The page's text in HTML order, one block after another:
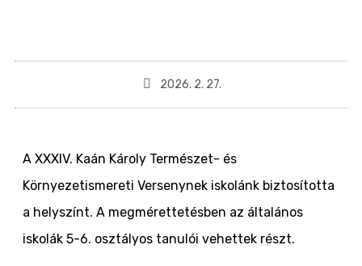
2026. 2. 27.
A XXXIV. Kaán Károly Természet- és
Környezetismereti Versenynek iskolánk biztosította
a helyszínt. A megmérettetésben az általános
iskolák 5-6. osztályos tanulói vehettek részt.